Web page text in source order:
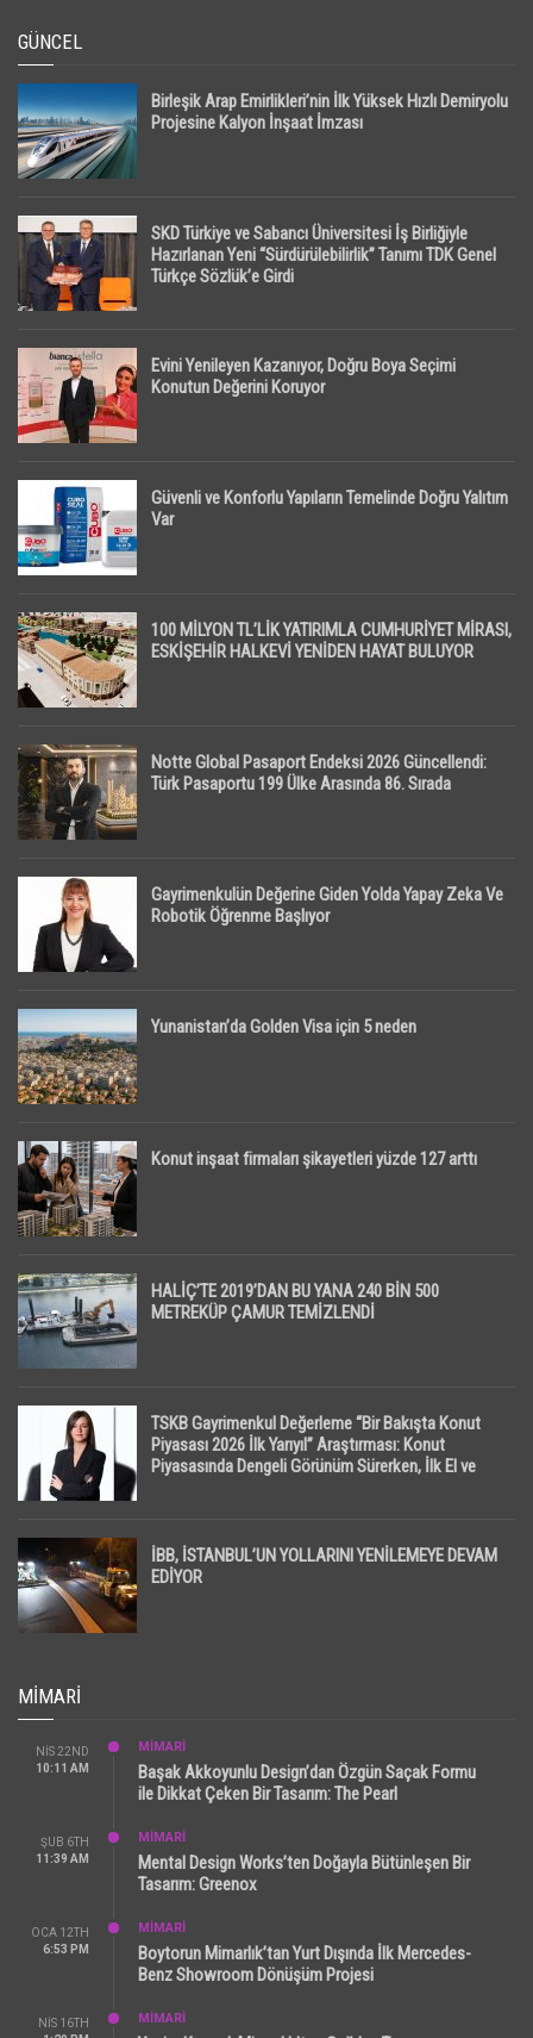
GÜNCEL
Birleşik Arap Emirlikleri’nin İlk Yüksek Hızlı Demiryolu
Projesine Kalyon İnşaat İmzası
SKD Türkiye ve Sabancı Üniversitesi İş Birliğiyle
Hazırlanan Yeni “Sürdürülebilirlik” Tanımı TDK Genel
Türkçe Sözlük’e Girdi
Evini Yenileyen Kazanıyor, Doğru Boya Seçimi
Konutun Değerini Koruyor
Güvenli ve Konforlu Yapıların Temelinde Doğru Yalıtım
Var
100 MİLYON TL’LİK YATIRIMLA CUMHURİYET MİRASI,
ESKİŞEHİR HALKEVİ YENİDEN HAYAT BULUYOR
Notte Global Pasaport Endeksi 2026 Güncellendi:
Türk Pasaportu 199 Ülke Arasında 86. Sırada
Gayrimenkulün Değerine Giden Yolda Yapay Zeka Ve
Robotik Öğrenme Başlıyor
Yunanistan’da Golden Visa için 5 neden
Konut inşaat firmaları şikayetleri yüzde 127 arttı
HALİÇ’TE 2019’DAN BU YANA 240 BİN 500
METREKÜP ÇAMUR TEMİZLENDİ
TSKB Gayrimenkul Değerleme “Bir Bakışta Konut
Piyasası 2026 İlk Yarıyıl” Araştırması: Konut
Piyasasında Dengeli Görünüm Sürerken, İlk El ve
İBB, İSTANBUL’UN YOLLARINI YENİLEMEYE DEVAM
EDİYOR
MIMARI
NIS 22ND
10:11 AM
MİMARİ
Başak Akkoyunlu Design’dan Özgün Saçak Formu
ile Dikkat Çeken Bir Tasarım: The Pearl
ŞUB 6TH
11:39 AM
MİMARİ
Mental Design Works’ten Doğayla Bütünleşen Bir
Tasarım: Greenox
OCA 12TH
6:53 PM
MİMARİ
Boytorun Mimarlık’tan Yurt Dışında İlk Mercedes-
Benz Showroom Dönüşüm Projesi
NIS 16TH
MİMARİ